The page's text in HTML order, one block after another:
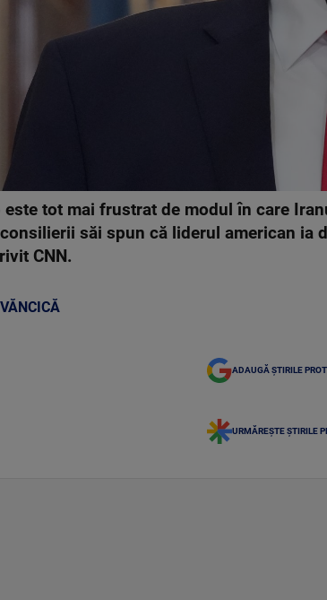
este tot mai frustrat de modul în care
săi spun că liderul american ia
CNN.
ADAUGĂ ȘTIRILE
URMĂREȘTE ȘTIRILE